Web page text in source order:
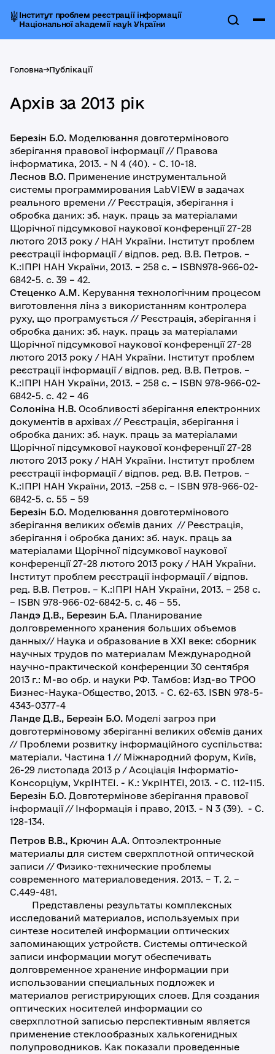
Інститут проблем реєстрації інформації
Національної академії наук України
Головна->Публікації
Архів за 2013 рік
Березін Б.О. Моделювання довготермінового
зберігання правової інформації // Правова
інформатика, 2013. - N 4 (40). - С. 10-18.
Леснов В.О. Применение инструментальной
системы программирования LabVIEW в задачах
реального времени // Реєстрація, зберігання і
обробка даних: зб. наук. праць за матеріалами
Щорічної підсумкової наукової конференції 27-28
лютого 2013 року / НАН України. Інститут проблем
реєстрації інформації / відпов. ред. В.В. Петров. –
К.:ІПРІ НАН України, 2013. – 258 с. – ISBN978-966-02-
6842-5. с. 39 – 42.
Стеценко А.М. Керування технологічним процесом
виготовлення лінз з використанням контролера
руху, що програмується // Реєстрація, зберігання і
обробка даних: зб. наук. праць за матеріалами
Щорічної підсумкової наукової конференції 27-28
лютого 2013 року / НАН України. Інститут проблем
реєстрації інформації / відпов. ред. В.В. Петров. –
К.:ІПРІ НАН України, 2013. – 258 с. – ISBN 978-966-02-
6842-5. с. 42 – 46
Солоніна Н.В. Особливості зберігання електронних
документів в архівах // Реєстрація, зберігання і
обробка даних: зб. наук. праць за матеріалами
Щорічної підсумкової наукової конференції 27-28
лютого 2013 року / НАН України. Інститут проблем
реєстрації інформації / відпов. ред. В.В. Петров. –
К.:ІПРІ НАН України, 2013. –258 с. – ISBN 978-966-02-
6842-5. с. 55 – 59
Березін Б.О. Моделювання довготермінового
зберігання великих об'ємів даних // Реєстрація,
зберігання і обробка даних: зб. наук. праць за
матеріалами Щорічної підсумкової наукової
конференції 27-28 лютого 2013 року / НАН України.
Інститут проблем реєстрації інформації / відпов.
ред. В.В. Петров. – К.:ІПРІ НАН України, 2013. – 258 с.
– ISBN 978-966-02-6842-5. с. 46 – 55.
Ландэ Д.В., Березин Б.А. Планирование
долговременного хранения больших объемов
данных// Наука и образование в XXI веке: сборник
научных трудов по материалам Международной
научно-практической конференции 30 сентября
2013 г.: М-во обр. и науки РФ. Тамбов: Изд-во ТРОО
Бизнес-Наука-Общество, 2013. - С. 62-63. ISBN 978-5-
4343-0377-4
Ланде Д.В., Березін Б.О. Моделі загроз при
довготерміновому зберіганні великих об'ємів даних
// Проблеми розвитку інформаційного суспільства:
матеріали. Частина 1 // Міжнародний форум, Київ,
26-29 листопада 2013 р / Асоціація Інформатіо-
Консорціум, УкрІНТЕІ. - К.: УкрІНТЕІ, 2013. - С. 112-115.
Березін Б.О. Довготермінове зберігання правової
інформації // Інформація і право, 2013. - N 3 (39). - С.
128-134.
Петров В.В., Крючин А.А. Оптоэлектронные
материалы для систем сверхплотной оптической
записи // Физико-технические проблемы
современного материаловедения. 2013. – Т. 2. –
С.449-481.
Представлены результаты комплексных
исследований материалов, используемых при
синтезе носителей информации оптических
запоминающих устройств. Системы оптической
записи информации могут обеспечивать
долговременное хранение информации при
использовании специальных подложек и
материалов регистрирующих слоев. Для создания
оптических носителей информации со
сверхплотной записью перспективным является
применение стеклообразных халькогенидных
полупроводников. Как показали проведенные